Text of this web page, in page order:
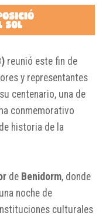
reunió este fin de
y representantes
centenario, una de
conmemorativo
historia de la
de Benidorm, donde
noche de
culturales